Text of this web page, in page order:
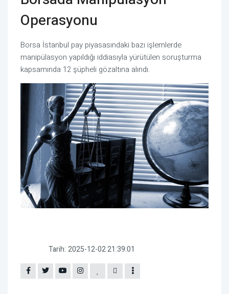
Operasyonu
Borsa İstanbul pay piyasasındaki bazı işlemlerde
manipülasyon yapıldığı iddiasıyla yürütülen soruşturma
kapsamında 12 şüpheli gözaltına alındı.
Tarih: 2025-12-02 21:39:01